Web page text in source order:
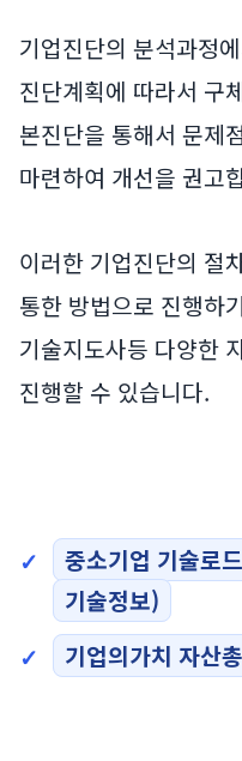
기업진단의 분석과정
진단계획에 따라서 구
본진단을 통해서 문제
마련하여 개선을 권고
이러한 기업진단의 절
통한 방법으로 진행하
기술지도사등 다양한
진행할 수 있습니다.
중소기업 기술로
기술정보)
기업의가치 자산